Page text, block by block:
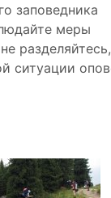
заповедника
меры
ситуации